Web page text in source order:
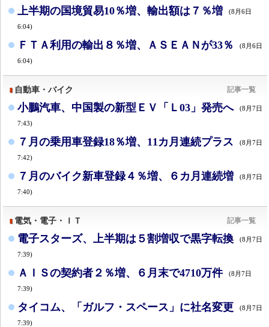
上半期の国境貿易10％増、輸出額は７％増 (8月6日
6:04)
ＦＴＡ利用の輸出８％増、ＡＳＥＡＮが33％ (8月6日
6:04)
自動車・バイク 記事一覧
小鵬汽車、中国製の新型ＥＶ「Ｌ03」発売へ (8月7日
7:43)
７月の乗用車登録18％増、11カ月連続プラス (8月7日
7:42)
７月のバイク新車登録４％増、６カ月連続増 (8月7日
7:40)
電気・電子・ＩＴ 記事一覧
電子スターズ、上半期は５割増収で黒字転換 (8月7日
7:39)
ＡＩＳの契約者２％増、６月末で4710万件 (8月7日
7:39)
タイコム、「ガルフ・スペース」に社名変更 (8月7日
7:39)